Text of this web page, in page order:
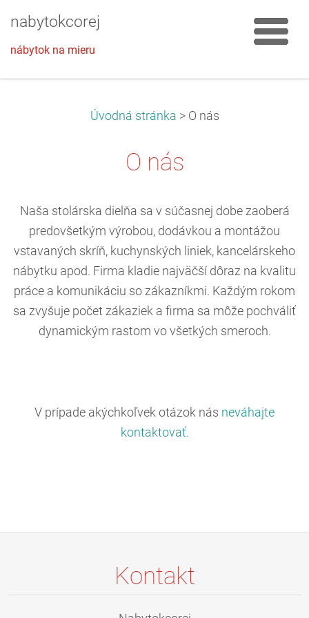
nabytokcorej
nábytok na mieru
Úvodná stránka > O nás
O nás
Naša stolárska dielňa sa v súčasnej dobe zaoberá
predovšetkým výrobou, dodávkou a montážou
vstavaných skríň, kuchynských liniek, kancelárskeho
nábytku apod. Firma kladie najväčší dôraz na kvalitu
práce a komunikáciu so zákazníkmi. Každým rokom
sa zvyšuje počet zákaziek a firma sa môže pochváliť
dynamickým rastom vo všetkých smeroch.
V prípade akýchkoľvek otázok nás neváhajte
kontaktovať.
Kontakt